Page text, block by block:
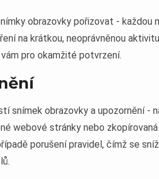
obrazovky pořizovat - každou
na krátkou, neoprávněnou
pro okamžité potvrzení.
snímek obrazovky a upozornění -
webové stránky nebo
porušení pravidel, čímž se